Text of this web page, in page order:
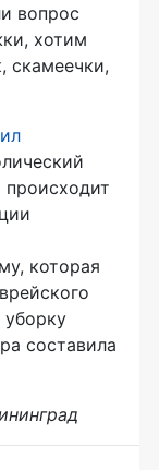
вопрос
хотим
скамеечки,
которая
составила